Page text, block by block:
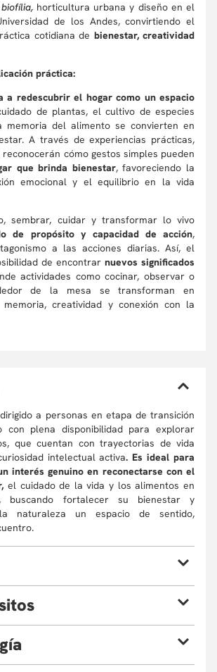
biofília,horticultura urbana y diseño en el
de los Andes, convirtiendo el
cotidiana de bienestar, creatividad
práctica:
a redescubrir el hogar como un espacio
de plantas, el cultivo de especies
memoria del alimento se convierten en
A través de experiencias prácticas,
cómo gestos simples pueden
que brinda bienestar, favoreciendo la
emocional y el equilibrio en la vida
sembrar, cuidar y transformar lo vivo
de propósito y capacidad de acción,
a las acciones diarias. Así, el
de encontrar nuevos significados
actividades como cocinar, observar o
de la mesa se transforman en
memoria, creatividad y conexión con la
a personas en etapa de transición
con plena disponibilidad para explorar
que cuentan con trayectorias de vida
intelectual activa. Es ideal para
interés genuino en reconectarse con el
el cuidado de la vida y los alimentos en
buscando fortalecer su bienestar y
naturaleza un espacio de sentido,
la relación entre alimento, memoria y
desde la experiencia personal de